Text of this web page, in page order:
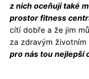
z nich oceňují také
prostor fitness
cítí dobře a že jim
za zdravým životním
pro nás tou nejlepší